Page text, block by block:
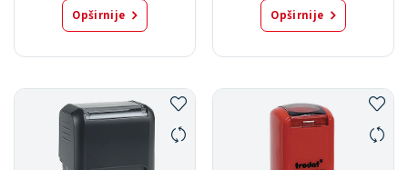
Opširnije Opširnije